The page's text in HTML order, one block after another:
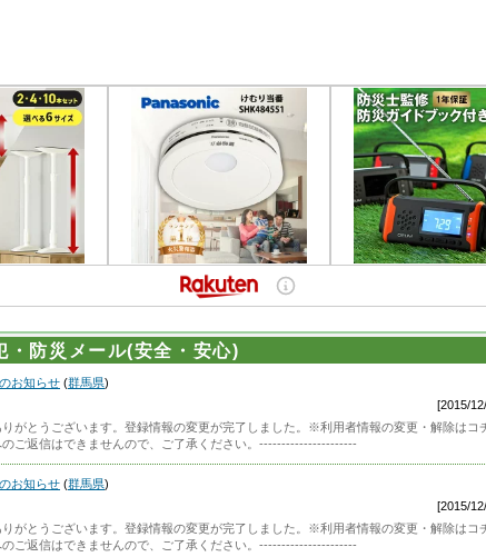
・防災メール(安全・安心)
お知らせ (群馬県)
[2015/
りがとうございます。登録情報の変更が完了しました。※利用者情報の変更・解除はコ
のご返信はできませんので、ご了承ください。----------------------
お知らせ (群馬県)
[2015/
りがとうございます。登録情報の変更が完了しました。※利用者情報の変更・解除はコ
のご返信はできませんので、ご了承ください。----------------------